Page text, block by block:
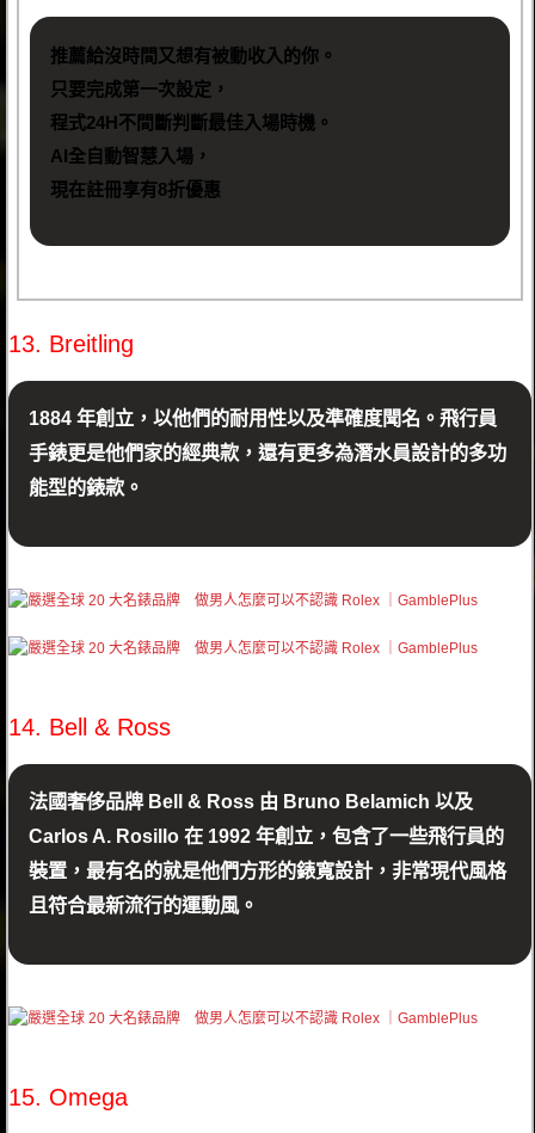
推薦給沒時間又想有被動收入的你。
只要完成第一次設定，
程式24H不間斷判斷最佳入場時機。
AI全自動智慧入場，
現在註冊享有8折優惠
13. Breitling
1884 年創立，以他們的耐用性以及準確度聞名。飛行員
手錶更是他們家的經典款，還有更多為潛水員設計的多功
能型的錶款。
14. Bell & Ross
法國奢侈品牌 Bell & Ross 由 Bruno Belamich 以及
Carlos A. Rosillo 在 1992 年創立，包含了一些飛行員的
裝置，最有名的就是他們方形的錶寬設計，非常現代風格
且符合最新流行的運動風。
15. Omega